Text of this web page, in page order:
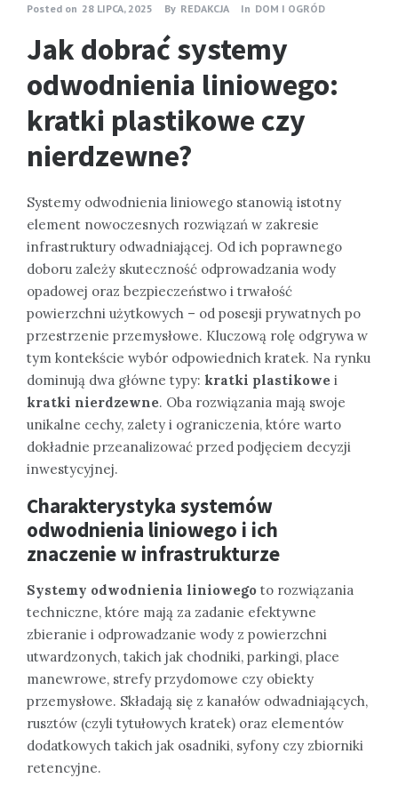
Posted on 28 LIPCA, 2025 By REDAKCJA In DOM I OGRÓD
Jak dobrać systemy
odwodnienia liniowego:
kratki plastikowe czy
nierdzewne?
Systemy odwodnienia liniowego stanowią istotny
element nowoczesnych rozwiązań w zakresie
infrastruktury odwadniającej. Od ich poprawnego
doboru zależy skuteczność odprowadzania wody
opadowej oraz bezpieczeństwo i trwałość
powierzchni użytkowych – od posesji prywatnych po
przestrzenie przemysłowe. Kluczową rolę odgrywa w
tym kontekście wybór odpowiednich kratek. Na rynku
dominują dwa główne typy: kratki plastikowe i
kratki nierdzewne. Oba rozwiązania mają swoje
unikalne cechy, zalety i ograniczenia, które warto
dokładnie przeanalizować przed podjęciem decyzji
inwestycyjnej.
Charakterystyka systemów
odwodnienia liniowego i ich
znaczenie w infrastrukturze
Systemy odwodnienia liniowego to rozwiązania
techniczne, które mają za zadanie efektywne
zbieranie i odprowadzanie wody z powierzchni
utwardzonych, takich jak chodniki, parkingi, place
manewrowe, strefy przydomowe czy obiekty
przemysłowe. Składają się z kanałów odwadniających,
rusztów (czyli tytułowych kratek) oraz elementów
dodatkowych takich jak osadniki, syfony czy zbiorniki
retencyjne.